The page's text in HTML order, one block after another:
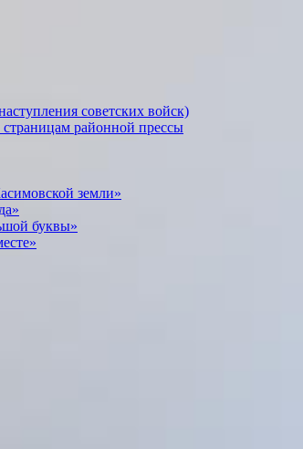
советских войск)
районной прессы
земли»
буквы»